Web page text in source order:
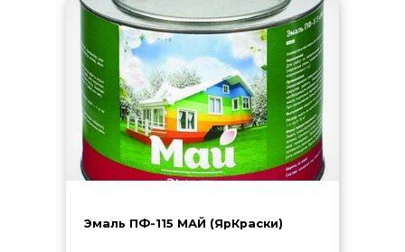
Эмаль ПФ-115 МАЙ (ЯрКраски)